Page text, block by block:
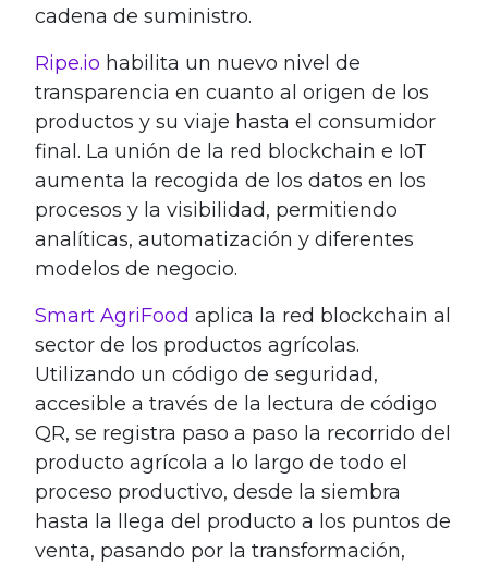
cadena de suministro.
Ripe.io habilita un nuevo nivel de
transparencia en cuanto al origen de los
productos y su viaje hasta el consumidor
final. La unión de la red blockchain e IoT
aumenta la recogida de los datos en los
procesos y la visibilidad, permitiendo
analíticas, automatización y diferentes
modelos de negocio.
Smart AgriFood aplica la red blockchain al
sector de los productos agrícolas.
Utilizando un código de seguridad,
accesible a través de la lectura de código
QR, se registra paso a paso la recorrido del
producto agrícola a lo largo de todo el
proceso productivo, desde la siembra
hasta la llega del producto a los puntos de
venta, pasando por la transformación,